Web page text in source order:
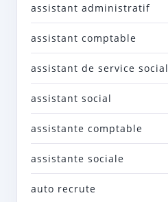
assistant administratif
assistant comptable
assistant de service social
assistant social
assistante comptable
assistante sociale
auto recrute